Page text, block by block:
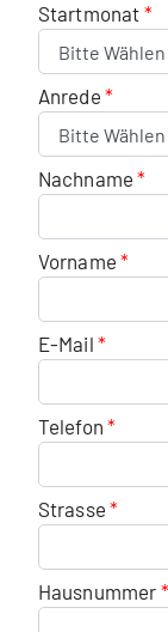
Startmonat
Anrede
Nachname
Vorname
E-Mail
Telefon
Strasse
Hausnummer